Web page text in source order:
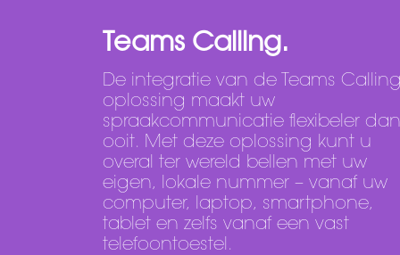
Teams Calling.
De integratie van de Teams
oplossing maakt uw
spraakcommunicatie flexibeler dan
ooit. Met deze oplossing kunt u
overal ter wereld bellen met uw
eigen, lokale nummer – vanaf uw
computer, laptop, smartphone,
tablet en zelfs vanaf een vast
telefoontoestel.